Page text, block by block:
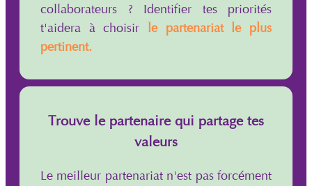
collaborateurs ? Identifier tes priorités
t'aidera à choisir le partenariat le plus
pertinent.
Trouve le partenaire qui partage tes
valeurs
Le meilleur partenariat n'est pas forcément